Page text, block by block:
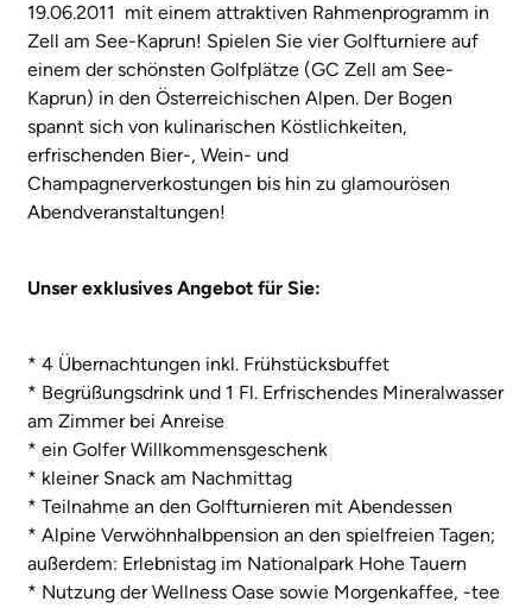
19.06.2011 mit einem attraktiven Rahmenprogramm in
Zell am See-Kaprun! Spielen Sie vier Golfturniere auf
einem der schönsten Golfplätze (GC Zell am See-
Kaprun) in den Österreichischen Alpen. Der Bogen
spannt sich von kulinarischen Köstlichkeiten,
erfrischenden Bier-, Wein- und
Champagnerverkostungen bis hin zu glamourösen
Abendveranstaltungen!
Unser exklusives Angebot für Sie:
* 4 Übernachtungen inkl. Frühstücksbuffet
* Begrüßungsdrink und 1 Fl. Erfrischendes Mineralwasser
am Zimmer bei Anreise
* ein Golfer Willkommensgeschenk
* kleiner Snack am Nachmittag
* Teilnahme an den Golfturnieren mit Abendessen
* Alpine Verwöhnhalbpension an den spielfreien Tagen;
außerdem: Erlebnistag im Nationalpark Hohe Tauern
* Nutzung der Wellness Oase sowie Morgenkaffee, -tee